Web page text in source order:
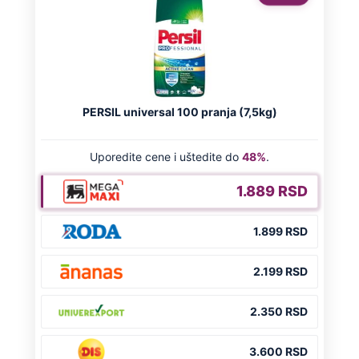
NA VREME SVE
godine: Organizujte sebi mini odmor od
čak četiri slobodna dana